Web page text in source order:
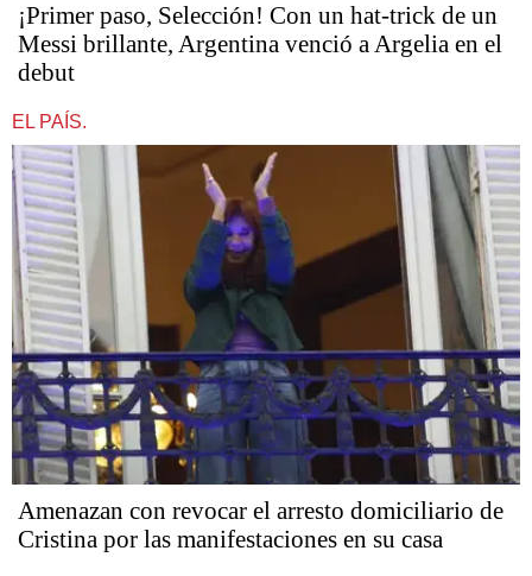
¡Primer paso, Selección! Con un hat-trick de un
Messi brillante, Argentina venció a Argelia en el
debut
EL PAÍS.
Amenazan con revocar el arresto domiciliario de
Cristina por las manifestaciones en su casa